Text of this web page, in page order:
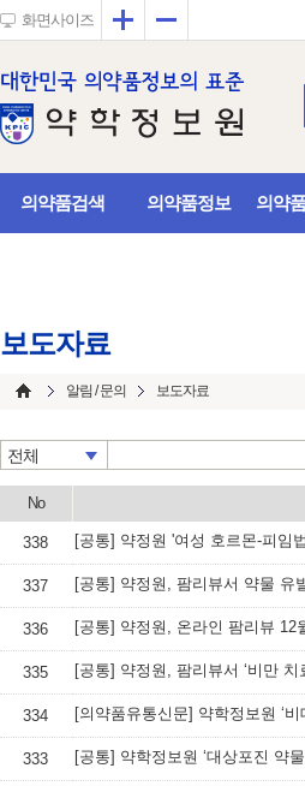
화면사이즈 확대
의약품검색 의약품정보 의약
보도자료
알림 / 문의 보도자료
전체
No
338 [공통] 약정원 '여성 호르몬-피임
337 [공통] 약정원, 팜리뷰서 약물 유
336 [공통] 약정원, 온라인 팜리뷰 12
335 [공통] 약정원, 팜리뷰서 ‘비만 치
334 [의약품유통신문] 약학정보원 ‘
333 [공통] 약학정보원 ‘대상포진 약